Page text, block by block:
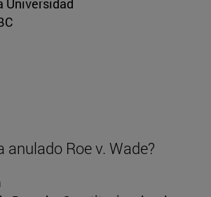
Universidad
anulado Roe v. Wade?